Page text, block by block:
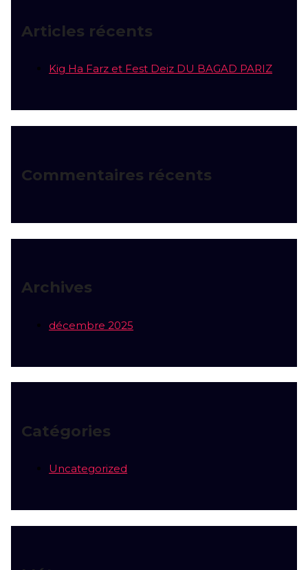
Articles récents
Kig Ha Farz et Fest Deiz DU BAGAD PARIZ
Commentaires récents
Archives
décembre 2025
Catégories
Uncategorized